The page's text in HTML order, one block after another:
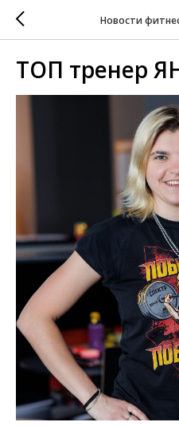
Новости
ТОП тренер